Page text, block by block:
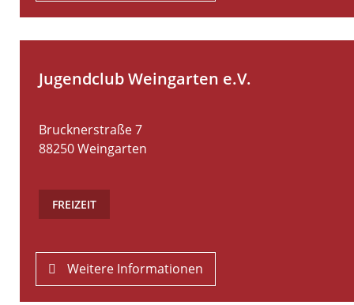
Jugendclub Weingarten e.V.
Brucknerstraße 7
88250Weingarten
FREIZEIT
Weitere Informationen